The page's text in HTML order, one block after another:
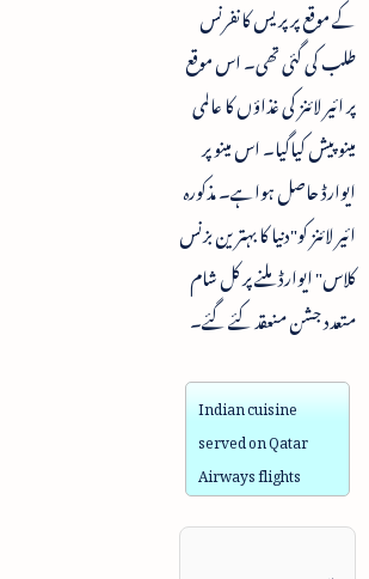
کے موقع پرپریس کانفرنس
طلب کی گئی تھی۔ اس موقع
پر ائیر لائنز کی غذاؤں کا عالمی
مینوپیش کیاگیا۔ اس مینو پر
ایوارڈ حاصل ہواہے۔ مذکورہ
ائیر لائنز کو"دنیا کا بہترین بزنس
کلاس" ایوارڈ ملنے پر کل شام
متعدد جشن منعقد کئے گئے۔
Indian cuisine
served on Qatar
Airways flights